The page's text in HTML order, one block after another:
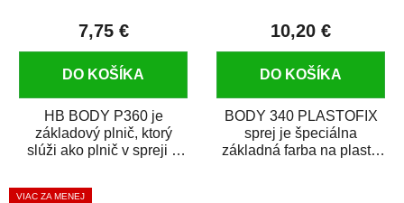
7,75 €
DO KOŠÍKA
HB BODY P360 je
základový plnič, ktorý
slúži ako plnič v spreji a
zároveň. HB BODY...
10,20 €
DO KOŠÍKA
BODY 340 PLASTOFIX
sprej je špeciálna
základná farba na plasty,
VIAC ZA MENEJ